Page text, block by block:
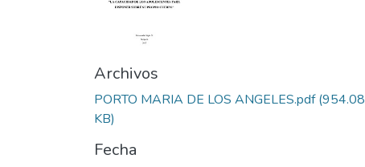
Archivos
PORTO MARIA DE LOS ANGELES.pdf(954.08
KB)
Fecha